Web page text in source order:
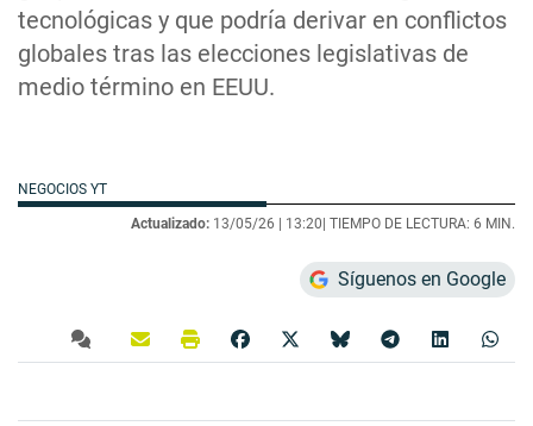
tecnológicas y que podría derivar en conflictos
globales tras las elecciones legislativas de
medio término en EEUU.
NEGOCIOS YT
Actualizado: 13/05/26 | 13:20| TIEMPO DE LECTURA: 6 MIN.
Síguenos en Google